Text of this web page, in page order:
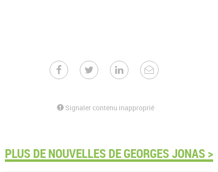
Signaler contenu inapproprié
PLUS DE NOUVELLES DE GEORGES JONAS >